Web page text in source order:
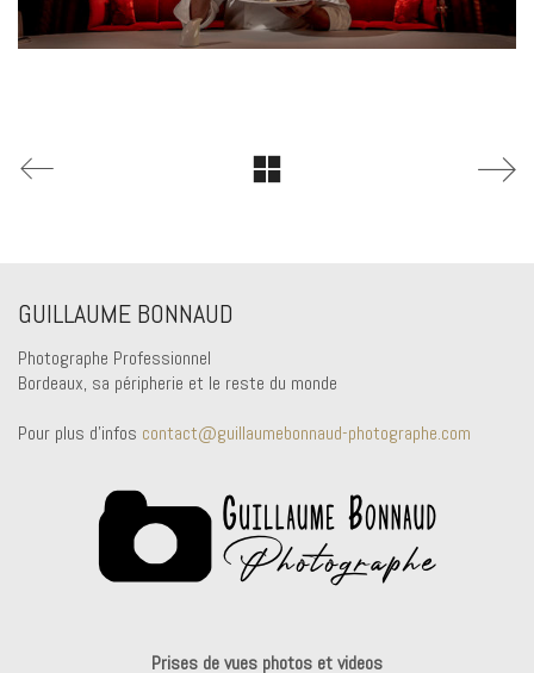
GUILLAUME BONNAUD
Photographe Professionnel
Bordeaux, sa péripherie et le reste du monde
Pour plus d'infos contact@guillaumebonnaud-photographe.com
Prises de vues photos et videos